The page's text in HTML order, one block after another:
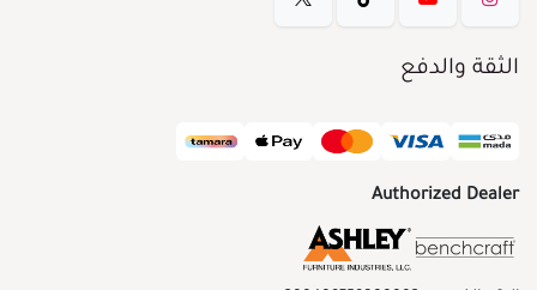
الثقة والدفع
Authorized Dealer